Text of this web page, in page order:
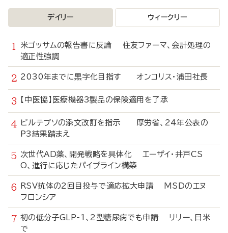
デイリー ウィークリー
米ゴッサムの報告書に反論 住友ファーマ、会計処理の
適正性強調
2030年までに黒字化目指す オンコリス・浦田社長
【中医協】医療機器3製品の保険適用を了承
ビルテプソの添文改訂を指示 厚労省、24年公表の
P3結果踏まえ
次世代AD薬、開発戦略を具体化 エーザイ・井戸CS
O、進行に応じたパイプライン構築
RSV抗体の2回目投与で適応拡大申請 MSDのエヌ
フロンシア
初の低分子GLP-1、2型糖尿病でも申請 リリー、日米
で